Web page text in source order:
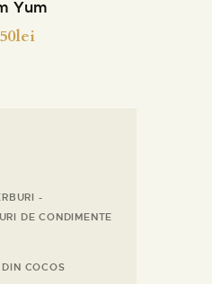
Yum
lei
-
DE CONDIMENTE
COCOS